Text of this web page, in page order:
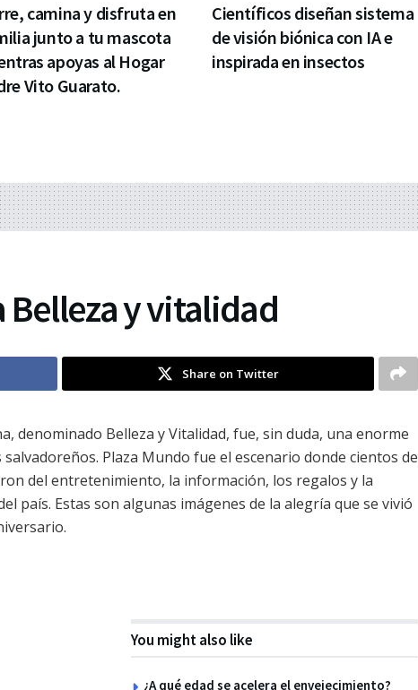
camina y disfruta en
junto a tu mascota
apoyas al Hogar
Vito Guarato.
Científicos diseñan sistema
de visión biónica con IA e
inspirada en insectos
Belleza y vitalidad
Share on Twitter
denominado Belleza y Vitalidad, fue, sin duda, una enorme
Plaza Mundo fue el escenario donde cientos de
del entretenimiento, la información, los regalos y la
país. Estas son algunas imágenes de la alegría que se vivió
You might also like
¿A qué edad se acelera el envejecimiento?